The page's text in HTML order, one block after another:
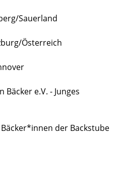
Sauerland
Österreich
Bäcker e.V. - Junges
der Backstube